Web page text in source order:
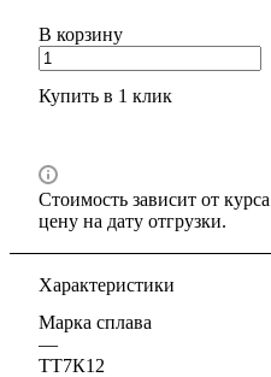
В корзину
Купить в 1 клик
Стоимость зависит от
цену на дату отгрузки.
Характеристики
Марка сплава
—
ТТ7К12